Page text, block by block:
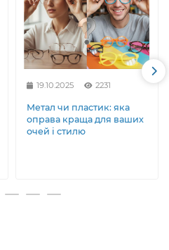
19.10.2025 2231
Метал чи пластик: яка
оправа краща для ваших
очей і стилю